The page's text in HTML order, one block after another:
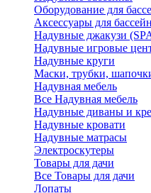
Оборудование для
Аксессуары для
Надувные джакузи
Надувные игровые
Надувные круги
Маски, трубки,
Надувная мебель
Все Надувная мебель
Надувные диваны и
Надувные кровати
Надувные матрасы
Электроскутеры
Товары для дачи
Все Товары для дачи
Лопаты